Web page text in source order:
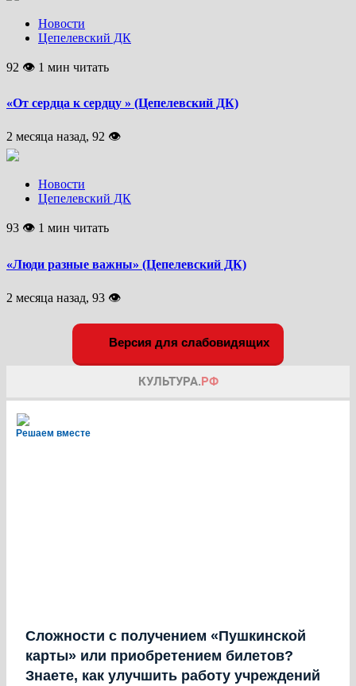
Новости
Цепелевский ДК
92 👁 1 мин читать
«От сердца к сердцу » (Цепелевский ДК)
2 месяца назад, 92 👁
Новости
Цепелевский ДК
93 👁 1 мин читать
«Люди разные важны» (Цепелевский ДК)
2 месяца назад, 93 👁
Версия для слабовидящих
Решаем вместе
Сложности с получением «Пушкинской
карты» или приобретением билетов?
Знаете, как улучшить работу учреждений